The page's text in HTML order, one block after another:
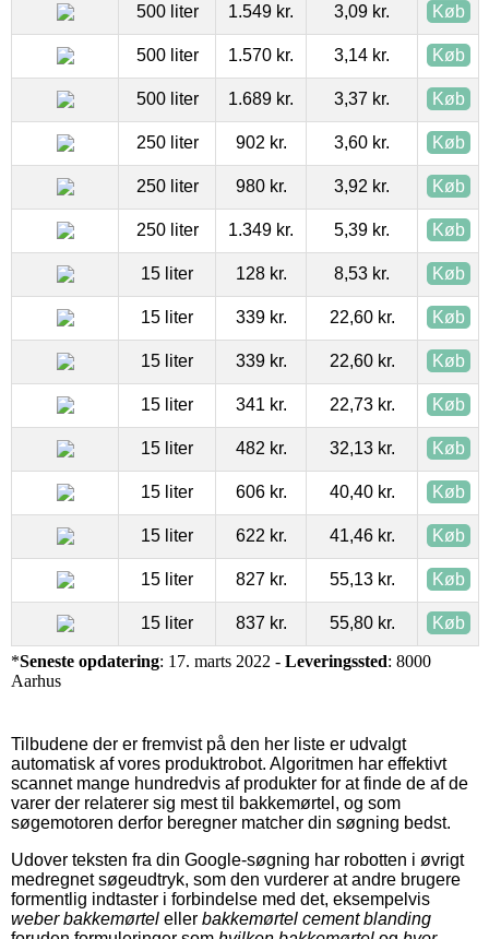
500 liter 1.549 kr. 3,09 kr. Køb
500 liter 1.570 kr. 3,14 kr. Køb
500 liter 1.689 kr. 3,37 kr. Køb
250 liter 902 kr. 3,60 kr. Køb
250 liter 980 kr. 3,92 kr. Køb
250 liter 1.349 kr. 5,39 kr. Køb
15 liter 128 kr. 8,53 kr. Køb
15 liter 339 kr. 22,60 kr. Køb
15 liter 339 kr. 22,60 kr. Køb
15 liter 341 kr. 22,73 kr. Køb
15 liter 482 kr. 32,13 kr. Køb
15 liter 606 kr. 40,40 kr. Køb
15 liter 622 kr. 41,46 kr. Køb
15 liter 827 kr. 55,13 kr. Køb
15 liter 837 kr. 55,80 kr. Køb
*Seneste opdatering: 17. marts 2022 - Leveringssted: 8000
Aarhus
Tilbudene der er fremvist på den her liste er udvalgt
automatisk af vores produktrobot. Algoritmen har effektivt
scannet mange hundredvis af produkter for at finde de af de
varer der relaterer sig mest til bakkemørtel, og som
søgemotoren derfor beregner matcher din søgning bedst.
Udover teksten fra din Google-søgning har robotten i øvrigt
medregnet søgeudtryk, som den vurderer at andre brugere
formentlig indtaster i forbindelse med det, eksempelvis
weber bakkemørtel eller bakkemørtel cement blanding